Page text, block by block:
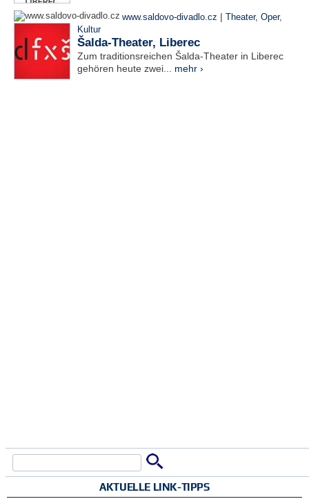
www.saldovo-divadlo.cz | Theater, Oper,
Kultur
Šalda-Theater, Liberec
Zum traditionsreichen Šalda-Theater in Liberec
gehören heute zwei... mehr ›
AKTUELLE LINK-TIPPS